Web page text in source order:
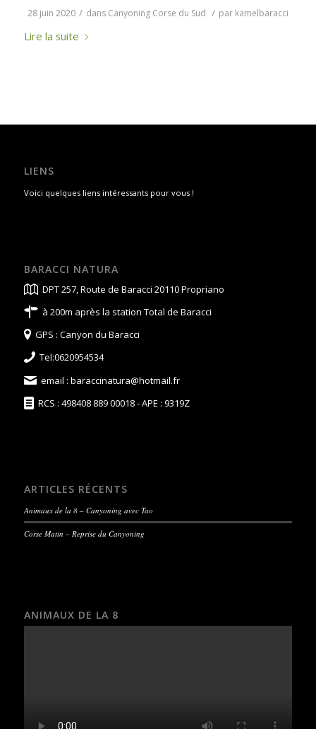
28 juin 2020 / dans Canyoning Corse du Sud / par kamelbaracci
Lire la suite
LIENS
Voici quelques liens intéressants pour vous !
BARACCI NATURA
DPT 257, Route de Baracci 20110 Propriano
à 200m après la station Total de Baracci
GPS : Canyon du Baracci
Tel:0620954534
email :baraccinatura@hotmail.fr
RCS : 498408 889 00018 - APE : 9319Z
ARTICLES RÉCENTS
Animaux de la 8 – Canyoning avec Tao
Corse Matin – Reprise du Canyoning
ANIMAUX DE LA 8